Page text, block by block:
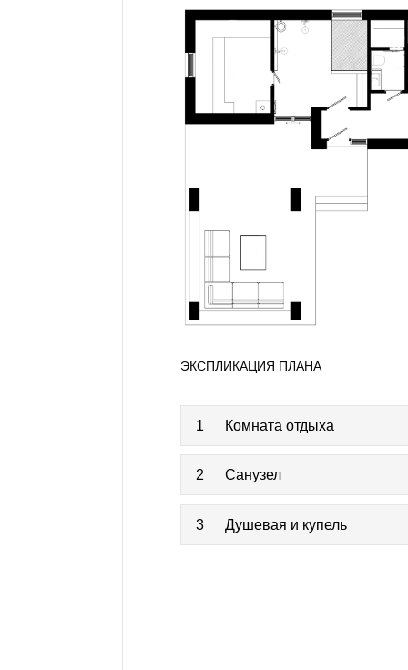
ЭКСПЛИКАЦИЯ ПЛАНА
1 Комната отдыха
2 Санузел
3 Душевая и купель